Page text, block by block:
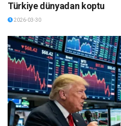
Türkiye dünyadan koptu
2026-03-30